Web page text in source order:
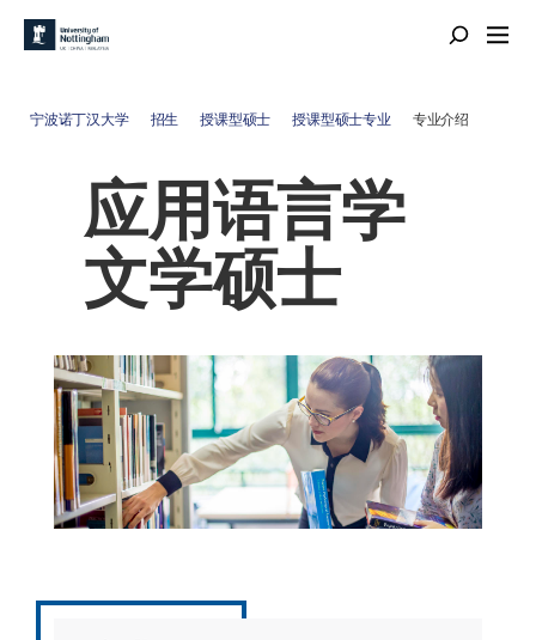
宁波诺丁汉大学 招生 授课型硕士 授课型硕士专业 专业介绍
应用语言学
文学硕士